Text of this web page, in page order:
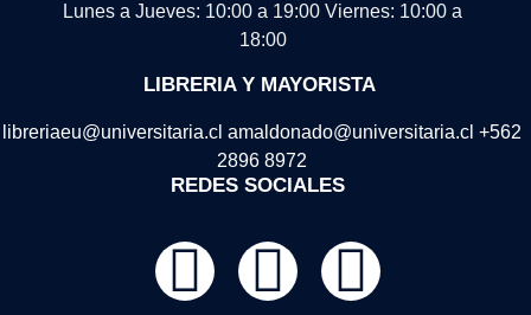
Lunes a Jueves: 10:00 a 19:00 Viernes: 10:00 a
18:00
LIBRERIA Y MAYORISTA
libreriaeu@universitaria.cl amaldonado@universitaria.cl +562
2896 8972
REDES SOCIALES